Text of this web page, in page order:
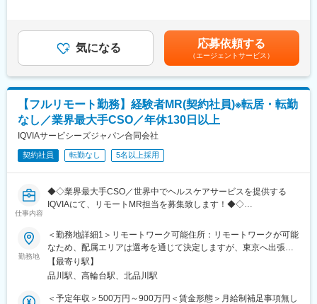
こそ実現ができていることであり、強みの部分です。
変更の範囲：会社の定める業務
担当者）とのリレーション構築
・医療従事者向けの説明会の企画・実施、医師同士のコミュニケ
ーション推進のための研究会・勉強会の立ち上げ、講演会の企
■CSO業界の動向：CSO業界の今後の動向としては今後のニーズ
が拡大していくことが見込まれます。メーカーMRの場合は新製品
の上市、競合品の出現、特許切れ、等によってMRの雇用が流動的
となるケースもありますが、ヘルスケアのマーケットで見た時に
は市場はかなりの拡大フェーズにございます。そのため、販売を
アウトソースする欧米的な手法が今後はベーシックなものとな
り、コントラクトMRとして息の長いキャリアを形成することがで
きるのです。
■当社について：当社は米国に本社を置き、世界100以上の国や地
び臨床試験サービスを提供する世界的なリーディングカンパニー
です。当社は、疾患領域、サイエンス、解析における長年の経験
や知識を生かして、様々なサービスを提供し続けています。
手当支給する。【補足】プロジェクト稼働手当(35,000円)、外勤
日当（1日1,500円／外勤3.5時間以上）■変動賞与制（6月・12
月・3月）※平均実績6ヶ月分■インセンティブ：3月（対象者）賃
金はあくまでも目安の金額であり、選考を通じて上下する可能性
があります。月給(月額)は固定手当を含めた表記です。
気になる 応募依頼する
（エージェントサービス）
【フルリモート勤務】経験者MR(契約社員)※転居・転勤
なし／業界最大手CSO／年休130日以上
IQVIAサービシーズジャパン合同会社
契約社員 転勤なし 5名以上採用
仕事内容
◆◇業界最大手CSO／世界中でヘルスケアサービスを提供する
IQVIAにて、リモートMR担当を募集致します！◆◇
【具体的な業務詳細】
国内トップクラスのプロジェクト受託実績を誇る当社の一員とし
て、医薬品PJなどを中心にリモートMRとしてクライアントビジ
ネス拡大に貢献していただきます。
具体的なプロジェクトは選考の過程でお伝えいたしますので、是
非お気軽にご応募くださいませ！
勤務地
＜勤務地詳細1＞リモートワーク可能住所：リモートワークが可能
なため、配属エリアは選考を通じて決定しますが、東京へ出張が
可能な方歓迎です。 受動喫煙対策：屋内全面禁煙＜勤務地詳細2
＞本社住所：東京都港区高輪4-10-18 京急第1ビル勤務地最寄駅：
定める事業所
【最寄り駅】
品川駅、高輪台駅、北品川駅
＜予定年収＞500万円～900万円＜賃金形態＞月給制補足事項無し